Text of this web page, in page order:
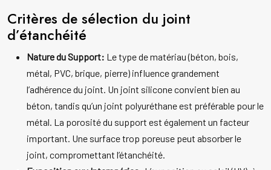
Critères de sélection du joint
d’étanchéité
Nature du Support: Le type de matériau (béton, bois,
métal, PVC, brique, pierre) influence grandement
l’adhérence du joint. Un joint silicone convient bien au
béton, tandis qu’un joint polyuréthane est préférable pour le
métal. La porosité du support est également un facteur
important. Une surface trop poreuse peut absorber le
joint, compromettant l’étanchéité.